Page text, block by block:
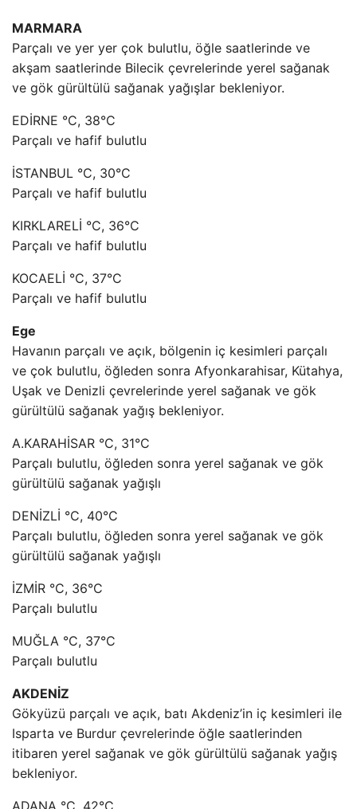
MARMARA
Parçalı ve yer yer çok bulutlu, öğle saatlerinde ve
akşam saatlerinde Bilecik çevrelerinde yerel sağanak
ve gök gürültülü sağanak yağışlar bekleniyor.
EDİRNE °C, 38°C
Parçalı ve hafif bulutlu
İSTANBUL °C, 30°C
Parçalı ve hafif bulutlu
KIRKLARELİ °C, 36°C
Parçalı ve hafif bulutlu
KOCAELİ °C, 37°C
Parçalı ve hafif bulutlu
Ege
Havanın parçalı ve açık, bölgenin iç kesimleri parçalı
ve çok bulutlu, öğleden sonra Afyonkarahisar, Kütahya,
Uşak ve Denizli çevrelerinde yerel sağanak ve gök
gürültülü sağanak yağış bekleniyor.
A.KARAHİSAR °C, 31°C
Parçalı bulutlu, öğleden sonra yerel sağanak ve gök
gürültülü sağanak yağışlı
DENİZLİ °C, 40°C
Parçalı bulutlu, öğleden sonra yerel sağanak ve gök
gürültülü sağanak yağışlı
İZMİR °C, 36°C
Parçalı bulutlu
MUĞLA °C, 37°C
Parçalı bulutlu
AKDENİZ
Gökyüzü parçalı ve açık, batı Akdeniz’in iç kesimleri ile
Isparta ve Burdur çevrelerinde öğle saatlerinden
itibaren yerel sağanak ve gök gürültülü sağanak yağış
bekleniyor.